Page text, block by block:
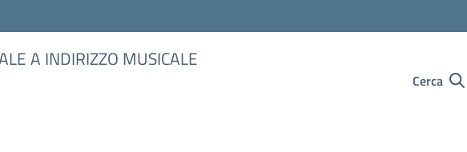
A INDIRIZZO MUSICALE
Cerca